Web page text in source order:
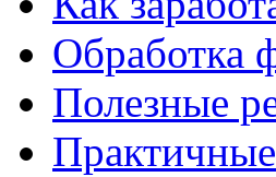
Обработка
Полезные